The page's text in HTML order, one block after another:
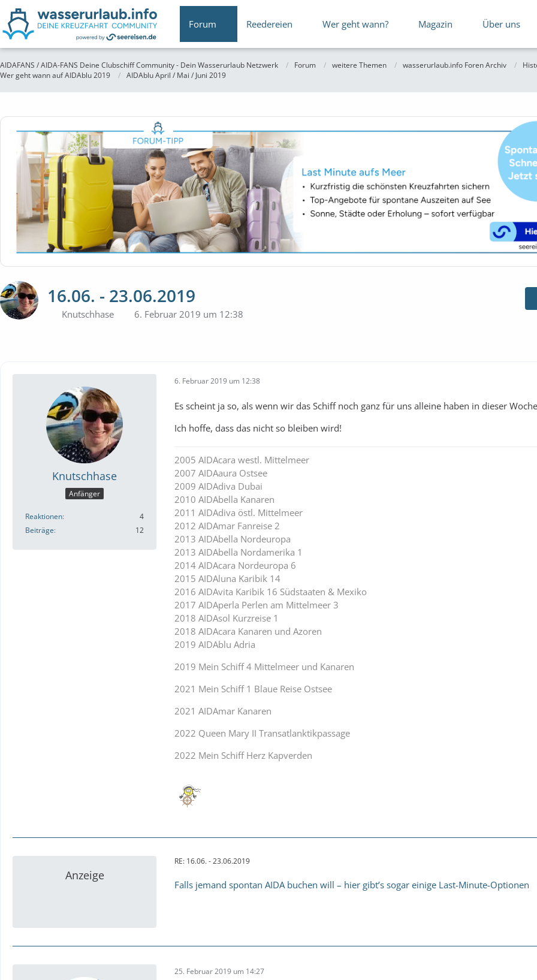
Forum Reedereien Wer geht wann? Magazin Über uns
AIDAFANS / AIDA-FANS Deine Clubschiff Community - Dein Wasserurlaub Netzwerk Forum weitere Themen wasserurlaub.info Foren Archiv
Wer geht wann auf AIDAblu 2019
AIDAblu April / Mai / Juni 2019
16.06. - 23.06.2019
Knutschhase 6. Februar 2019 um 12:38
Knutschhase
Anfänger
Reaktionen
4
Beiträge
12
6. Februar 2019 um 12:38
Es scheint ja so, als wenn wir das Schiff noch ganz für uns alleine haben in dieser
Ich hoffe, dass das nicht so bleiben wird!
2005 AIDAcara westl. Mittelmeer
2007 AIDAaura Ostsee
2009 AIDAdiva Dubai
2010 AIDAbella Kanaren
2011 AIDAdiva östl. Mittelmeer
2012 AIDAmar Fanreise 2
2013 AIDAbella Nordeuropa
2013 AIDAbella Nordamerika 1
2014 AIDAcara Nordeuropa 6
2015 AIDAluna Karibik 14
2016 AIDAvita Karibik 16 Südstaaten & Mexiko
2017 AIDAperla Perlen am Mittelmeer 3
2018 AIDAsol Kurzreise 1
2018 AIDAcara Kanaren und Azoren
2019 AIDAblu Adria
2019 Mein Schiff 4 Mittelmeer und Kanaren
2021 Mein Schiff 1 Blaue Reise Ostsee
2021 AIDAmar Kanaren
2022 Queen Mary II Transatlanktikpassage
2022 Mein Schiff Herz Kapverden
Anzeige
RE: 16.06. - 23.06.2019
Falls jemand spontan AIDA buchen will – hier gibt’s sogar einige Last-Minute-Optionen
25. Februar 2019 um 14:27